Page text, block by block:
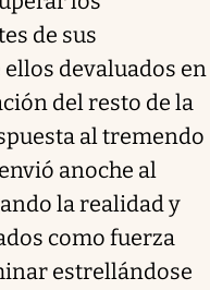
de sus
devaluados en
del resto de la
al tremendo
anoche al
la realidad y
como fuerza
estrellándose